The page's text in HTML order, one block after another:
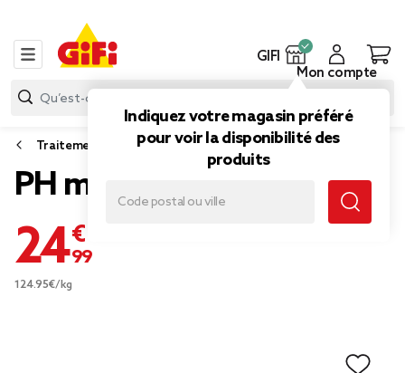
GIFI
Indiquez votre magasin préféré
pour voir la disponibilité des
produits
Mon compte
Traitement piscine et spa
PH moins granulés 3,2kg
24,99 €
124.95€/kg